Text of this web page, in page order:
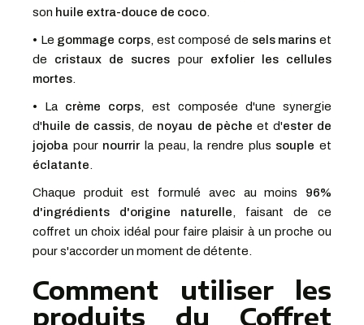
son huile extra-douce de coco
• Le gommage corps , est composé de sels marins et
de cristaux de sucres pour exfolier les cellules
mortes
• La crème corps , est composée d'une synergie
d'huile de cassis , de noyau de pèche et d'ester de
jojoba pour nourrir la peau, la rendre plus souple et
éclatante
Chaque produit est formulé avec au moins 96%
d'ingrédients d'origine naturelle , faisant de ce
coffret un choix idéal pour faire plaisir à un proche ou
pour s'accorder un moment de détente.
Comment utiliser les
produits du Coffret